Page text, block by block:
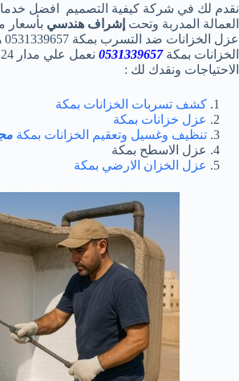
نقدم لك في شركة كيفية التصميم افضل
العمالة المدربة وتحت إشراف هندسي بأسعار
الخزانات بمكة 0531339657
الاحتياجات ونقدك لك :
كشف تسربات الخزانات بمكة
عزل خزانات بمكة
تنظيف وغسيل وتعقيم الخزانات بمكة
عزل الاسطح بمكة
عزل الخزان الارضي بمكة